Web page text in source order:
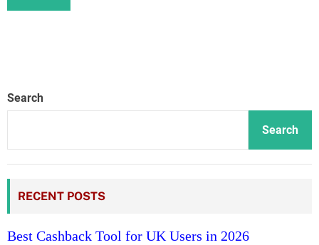
Search
Search
RECENT POSTS
Best Cashback Tool for UK Users in 2026